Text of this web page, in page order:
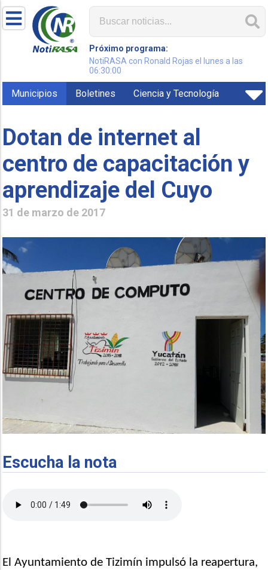
Próximo programa:
NotiRASA con Ronald Rojas el lunes a las
06:30:00
Municipios Boletines Ciencia y Tecnología
Dotan de internet al
centro de capacitación y
aprendizaje del Cuyo
31 de marzo de 2017
Escucha la nota
El Ayuntamiento de Tizimín impulsó la reapertura,